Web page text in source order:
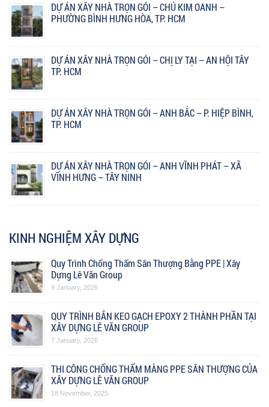
DỰ ÁN XÂY NHÀ TRỌN GÓI – CHÚ KIM OANH –
PHƯỜNG BÌNH HƯNG HÒA, TP. HCM
DỰ ÁN XÂY NHÀ TRỌN GÓI – CHỊ LY TẠI – AN HỘI TÂY
TP. HCM
DỰ ÁN XÂY NHÀ TRỌN GÓI – ANH BẮC – P. HIỆP BÌNH,
TP. HCM
DỰ ÁN XÂY NHÀ TRỌN GÓI – ANH VĨNH PHÁT – XÃ
VĨNH HƯNG – TÂY NINH
KINH NGHIỆM XÂY DỰNG
Quy Trình Chống Thấm Sân Thượng Bằng PPE | Xây
Dựng Lê Văn Group
9 January, 2026
QUY TRÌNH BẮN KEO GẠCH EPOXY 2 THÀNH PHẦN TẠI
XÂY DỰNG LÊ VĂN GROUP
7 January, 2026
THI CÔNG CHỐNG THẤM MÀNG PPE SÂN THƯỢNG CỦA
XÂY DỰNG LÊ VĂN GROUP
18 November, 2025